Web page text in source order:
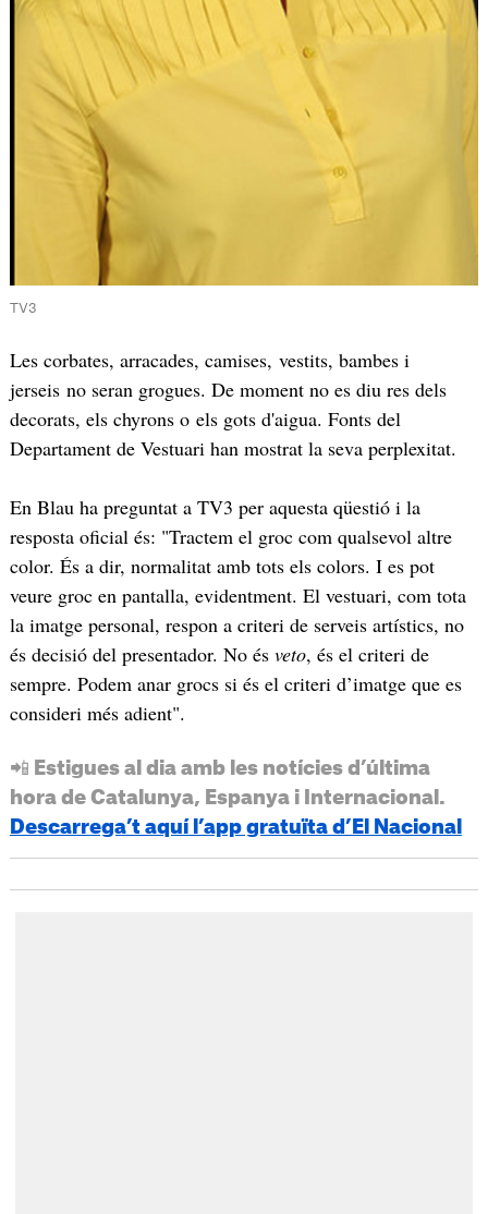
TV3
Les corbates, arracades, camises, vestits, bambes i
jerseis no seran grogues. De moment no es diu res dels
decorats, els chyrons o els gots d'aigua. Fonts del
Departament de Vestuari han mostrat la seva perplexitat.
En Blau ha preguntat a TV3 per aquesta qüestió i la
resposta oficial és: "Tractem el groc com qualsevol altre
color. És a dir, normalitat amb tots els colors. I es pot
veure groc en pantalla, evidentment. El vestuari, com tota
la imatge personal, respon a criteri de serveis artístics, no
és decisió del presentador. No és veto, és el criteri de
sempre. Podem anar grocs si és el criteri d’imatge que es
consideri més adient".
📲 Estigues al dia amb les notícies d’última
hora de Catalunya, Espanya i Internacional.
Descarrega’t aquí l’app gratuïta d’El Nacional